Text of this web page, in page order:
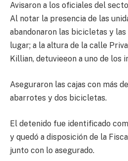
Avisaron a los oficiales del
Al notar la presencia de las
abandonaron las bicicletas y las
lugar; a la altura de la calle
Killian, detuvieeon a uno de los
Aseguraron las cajas con más
abarrotes y dos bicicletas.
El detenido fue identificado
y quedó a disposición de la
junto con lo asegurado.